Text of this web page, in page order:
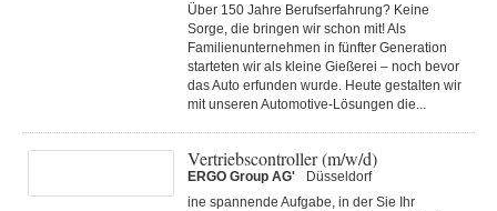
Über 150 Jahre Berufserfahrung? Keine
Sorge, die bringen wir schon mit! Als
Familienunternehmen in fünfter Generation
starteten wir als kleine Gießerei – noch bevor
das Auto erfunden wurde. Heute gestalten wir
mit unseren Automotive-Lösungen die...
Vertriebscontroller (m/w/d)
ERGO Group AG'
Düsseldorf
ine spannende Aufgabe, in der Sie Ihr